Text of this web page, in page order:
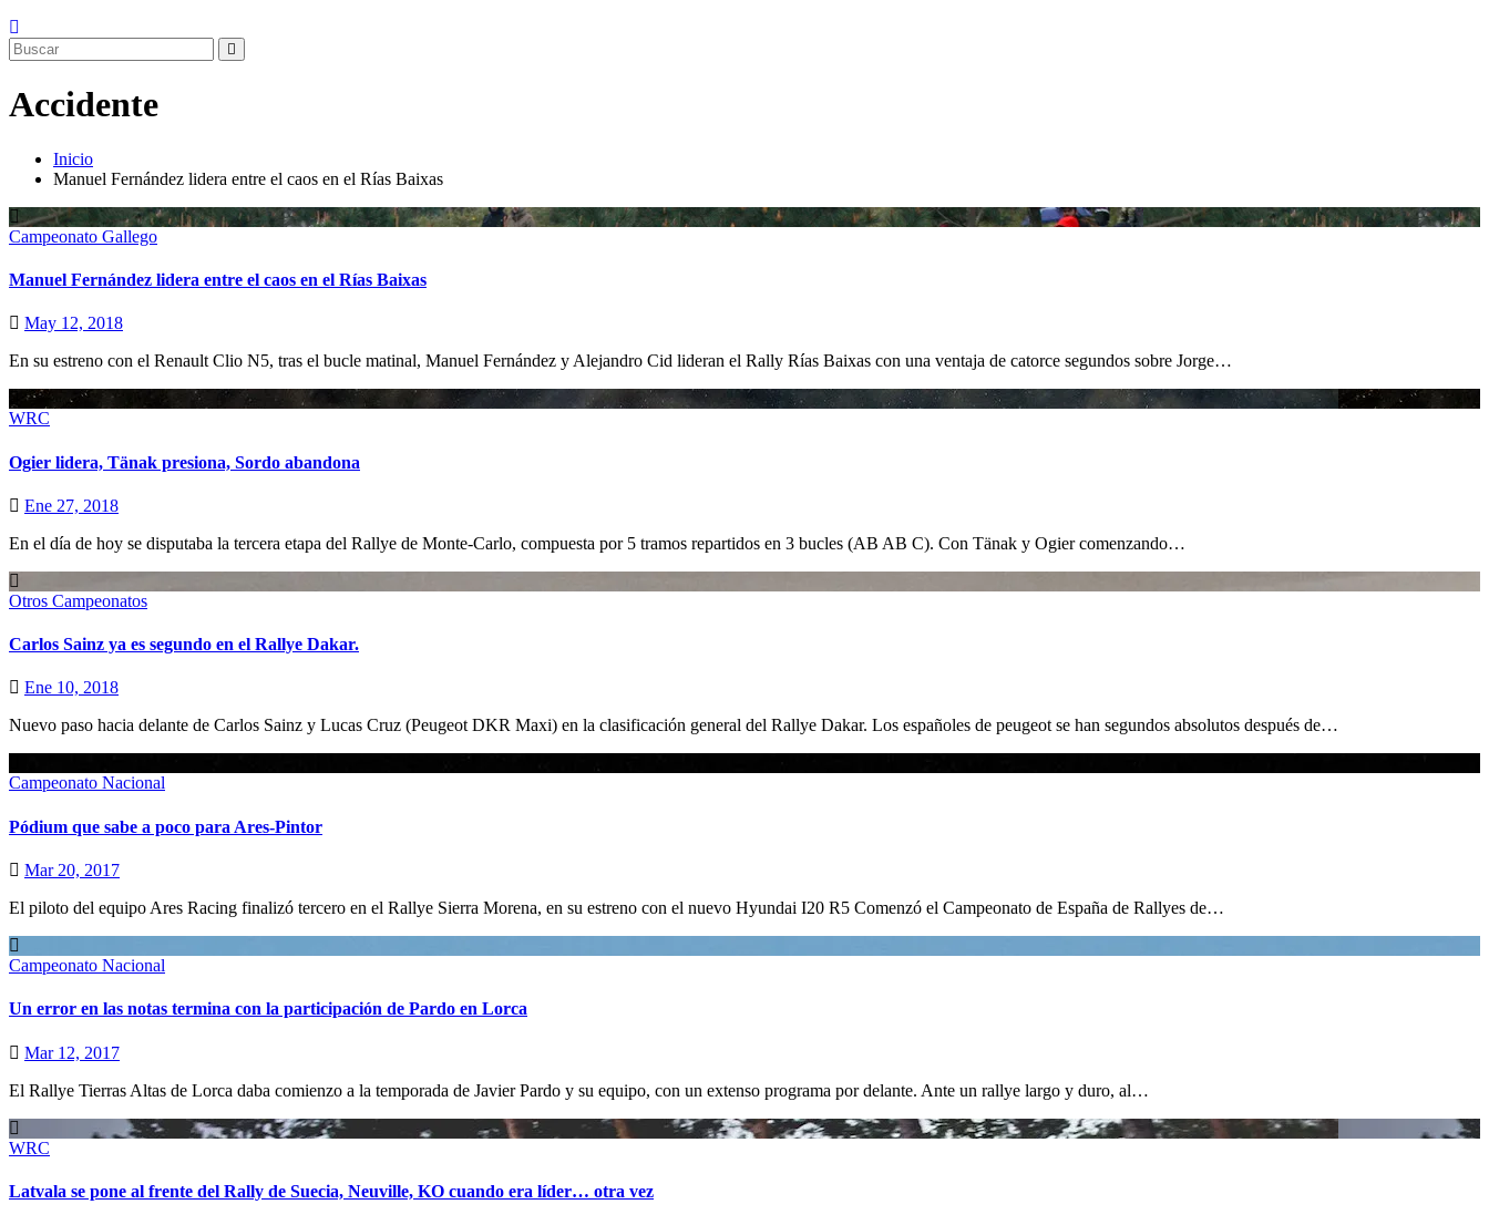
Accidente
Inicio
Manuel Fernández lidera entre el caos en el Rías Baixas
Campeonato Gallego
Manuel Fernández lidera entre el caos en el Rías Baixas
May 12, 2018
En su estreno con el Renault Clio N5, tras el bucle matinal, Manuel Fernández y Alejandro Cid lideran el Rally Rías Baixas con una ventaja de catorce segundos sobre Jorge…
WRC
Ogier lidera, Tänak presiona, Sordo abandona
Ene 27, 2018
En el día de hoy se disputaba la tercera etapa del Rallye de Monte-Carlo, compuesta por 5 tramos repartidos en 3 bucles (AB AB C). Con Tänak y Ogier comenzando…
Otros Campeonatos
Carlos Sainz ya es segundo en el Rallye Dakar.
Ene 10, 2018
Nuevo paso hacia delante de Carlos Sainz y Lucas Cruz (Peugeot DKR Maxi) en la clasificación general del Rallye Dakar. Los españoles de peugeot se han segundos absolutos después de…
Campeonato Nacional
Pódium que sabe a poco para Ares-Pintor
Mar 20, 2017
El piloto del equipo Ares Racing finalizó tercero en el Rallye Sierra Morena, en su estreno con el nuevo Hyundai I20 R5 Comenzó el Campeonato de España de Rallyes de…
Campeonato Nacional
Un error en las notas termina con la participación de Pardo en Lorca
Mar 12, 2017
El Rallye Tierras Altas de Lorca daba comienzo a la temporada de Javier Pardo y su equipo, con un extenso programa por delante. Ante un rallye largo y duro, al…
WRC
Latvala se pone al frente del Rally de Suecia, Neuville, KO cuando era líder… otra vez